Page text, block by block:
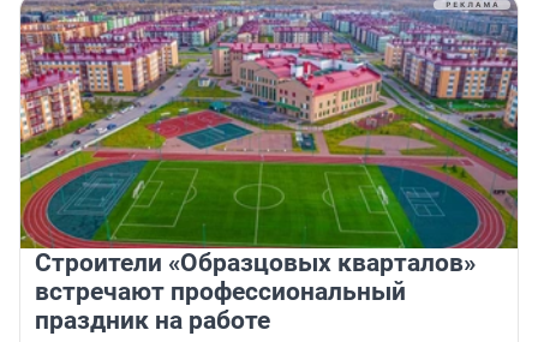
Строители «Образцовых кварталов»
встречают профессиональный
праздник на работе